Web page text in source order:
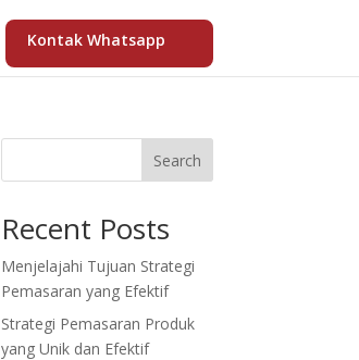
Kontak Whatsapp
Search
Recent Posts
Menjelajahi Tujuan Strategi
Pemasaran yang Efektif
Strategi Pemasaran Produk
yang Unik dan Efektif